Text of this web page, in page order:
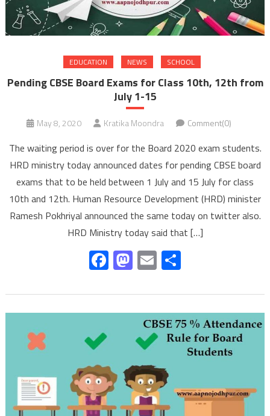
EDUCATION NEWS SCHOOL
Pending CBSE Board Exams for Class 10th, 12th from
July 1-15
May 8, 2020 Kratika Moondra Comment(0)
The waiting period is over for the Board 2020 exam students.
HRD ministry today announced dates for pending CBSE board
exams that to be held between 1 July and 15 July for class
10th and 12th. Human Resource Development (HRD) minister
Ramesh Pokhriyal announced the same today on twitter also.
HRD Ministry today said that […]
Facebook
Mastodon
Email